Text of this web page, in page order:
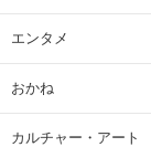
エンタメ
おかね
カルチャー・アート